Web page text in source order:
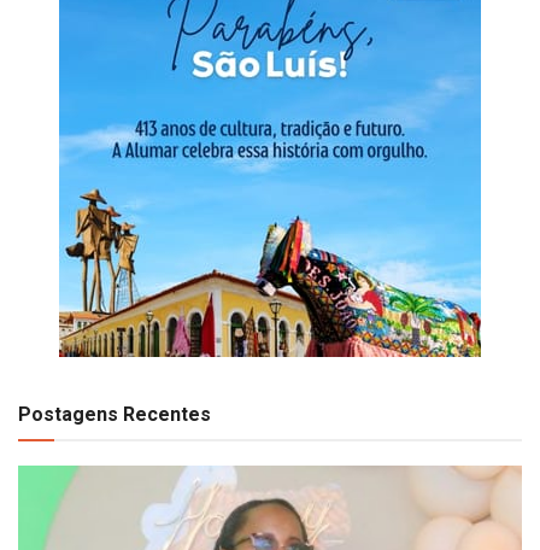
Postagens Recentes